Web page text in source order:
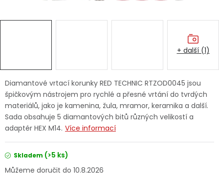
Jaký je aktuální stav mé objednávky?
Servis nářadí Hodnocení obchodu
Diamantové vrtací korunky RED TECHNIC RTZOD0045 jsou
špičkovým nástrojem pro rychlé a přesné vrtání do tvrdých
materiálů, jako je kamenina, žula, mramor, keramika a další.
Sada obsahuje 5 diamantových bitů různých velikostí a
adaptér HEX M14. Více informací
Skladem (>5 ks)
10.8.2026
+ další (1)